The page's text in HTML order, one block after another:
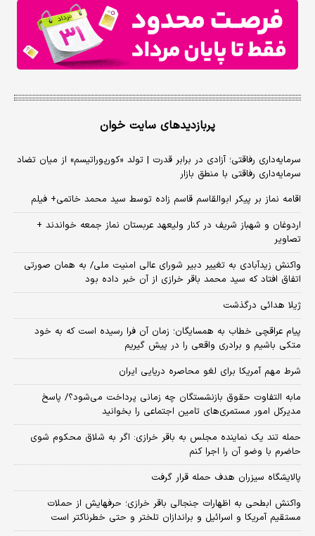
پربازدیدهای سایت خوان
سرمایه‌داری رفاقتی؛ آزادی در برابر قدرت | تولد «کورپوراتیسم» از میان تضاد
سرمایه‌داری رفاقتی با منطق بازار
اقامه نماز بر پیکر ابوالقاسم قاسم زاده توسط سید محمد خاتمی+ فیلم
اردوغان و شهباز شریف در کنار ولیعهد عربستان نماز جمعه خواندند +
تصاویر
واکنش زیدآبادی به تغییر دبیر شورای عالی امنیت ملی/ به همان صورتی
اتفاق افتاد که سید محمد باقر خرازی از آن خبر داده بود
ژیلا هدائی درگذشت
پیام عراقچی خطاب به همسایگان؛ زمان آن فرا رسیده است که به خود
متکی باشیم و برادری واقعی را در پیش گیریم
شرط مهم آمریکا برای لغو محاصره دریایی ایران
مابه التفاوت حقوق بازنشستگان چه زمانی پرداخت می‌شود؟/ پاسخ
مدیرکل امور مستمری‌های تامین اجتماعی را بخوانید
حمله تند یک نماینده مجلس به باقر خرازی: اگر به شلاق محکوم شوی
حاضرم با وضو آن را اجرا کنم
پالایشگاه سیزران هدف حمله قرار گرفت
واکنش ابطحی به اظهارات جنجالی باقر خرازی؛ حرفهایش از حملات
مستقیم آمریکا و اسرائیل و براندازان تلختر و حتی خطرناکتر است